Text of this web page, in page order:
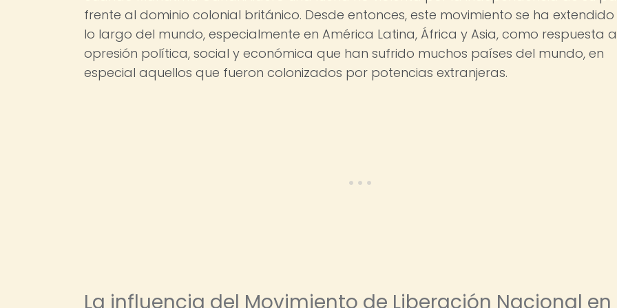
frente al dominio colonial británico. Desde entonces, este movimiento se ha extendido
lo largo del mundo, especialmente en América Latina, África y Asia, como respuesta
opresión política, social y económica que han sufrido muchos países del mundo, en
especial aquellos que fueron colonizados por potencias extranjeras.
La influencia del Movimiento de Liberación Nacional en